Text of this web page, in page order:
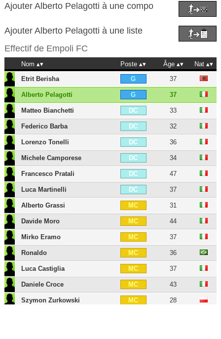
Ajouter Alberto Pelagotti à une compo
Ajouter Alberto Pelagotti à une liste
Effectif de Empoli FC
Nom Poste Âge
Nat
Etrit Berisha
G 37
Alberto Pelagotti G 37
Matteo Bianchetti DC 33
Federico Barba DC 32
Lorenzo Tonelli DC 36
Michele Camporese DC 34
Francesco Pratali DC 47
Luca Martinelli DC 37
Alberto Grassi MC 31
Davide Moro MC 44
Mirko Eramo MC 37
Ronaldo MC 36
Luca Castiglia MC 37
Daniele Croce MC 43
Szymon Zurkowski MC 28